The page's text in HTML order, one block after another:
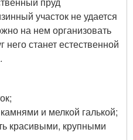
участок не удается
на нем организовать
него станет естественной
и мелкой галькой;
красивыми, крупными